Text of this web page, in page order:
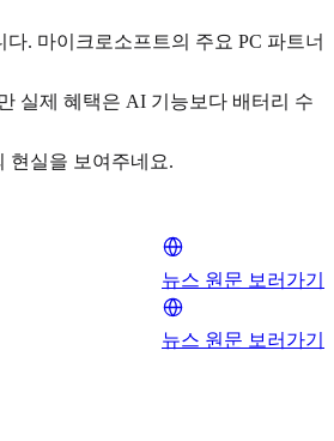
. 마이크로소프트의 주요 PC 파트너
실제 혜택은 AI 기능보다 배터리 수
현실을 보여주네요.
뉴스 원문 보러가기
뉴스 원문 보러가기